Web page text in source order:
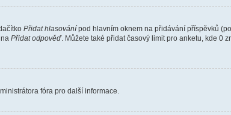
Přidat hlasování pod hlavním oknem na přidávání příspěvků
Přidat odpověď. Můžete také přidat časový limit pro anketu, kde 0
fóra pro další informace.